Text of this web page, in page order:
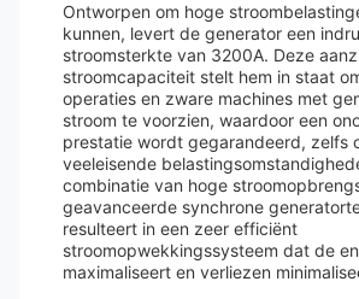
Ontworpen om hoge
kunnen, levert de generator een
stroomsterkte van 3200A. Deze
stroomcapaciteit stelt hem in staat
operaties en zware machines met
stroom te voorzien, waardoor een
prestatie wordt gegarandeerd, zelfs
veeleisende
combinatie van hoge
geavanceerde synchrone
resulteert in een zeer efficiënt
stroomopwekkingssysteem dat de
maximaliseert en verliezen